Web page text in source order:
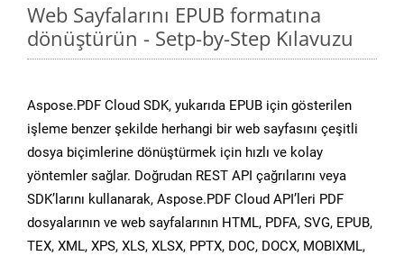
Web Sayfalarını EPUB formatına
dönüştürün - Setp-by-Step Kılavuzu
Aspose.PDF Cloud SDK, yukarıda EPUB için gösterilen
işleme benzer şekilde herhangi bir web sayfasını çeşitli
dosya biçimlerine dönüştürmek için hızlı ve kolay
yöntemler sağlar. Doğrudan REST API çağrılarını veya
SDK’larını kullanarak, Aspose.PDF Cloud API’leri PDF
dosyalarının ve web sayfalarının HTML, PDFA, SVG, EPUB,
TEX, XML, XPS, XLS, XLSX, PPTX, DOC, DOCX, MOBIXML,